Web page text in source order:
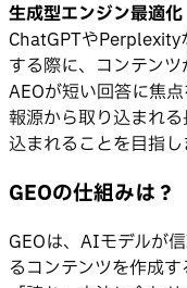
生成型エンジン最適
ChatGPTや
する際に、コンテンツ
AEOが短い回答に焦
報源から取り込まれ
込まれることを目指し
GEOの仕組みは？
GEOは、AIモデルが
るコンテンツを作成